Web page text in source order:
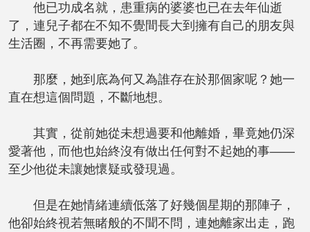
他已功成名就，患重病的婆婆也已在去年仙逝
了，連兒子都在不知不覺間長大到擁有自己的朋友與
生活圈，不再需要她了。
那麼，她到底為何又為誰存在於那個家呢？她一
直在想這個問題，不斷地想。
其實，從前她從未想過要和他離婚，畢竟她仍深
愛著他，而他也始終沒有做出任何對不起她的事——
至少他從未讓她懷疑或發現過。
但是在她情緒連續低落了好幾個星期的那陣子，
他卻始終視若無睹般的不聞不問，連她離家出走，跑